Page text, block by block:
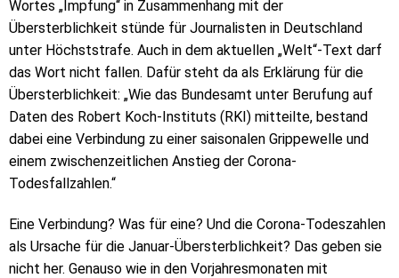
Wortes „Impfung“ in Zusammenhang mit der
Übersterblichkeit stünde für Journalisten in Deutschland
unter Höchststrafe. Auch in dem aktuellen „Welt“-Text darf
das Wort nicht fallen. Dafür steht da als Erklärung für die
Übersterblichkeit: „Wie das Bundesamt unter Berufung auf
Daten des Robert Koch-Instituts (RKI) mitteilte, bestand
dabei eine Verbindung zu einer saisonalen Grippewelle und
einem zwischenzeitlichen Anstieg der Corona-
Todesfallzahlen.“
Eine Verbindung? Was für eine? Und die Corona-Todeszahlen
als Ursache für die Januar-Übersterblichkeit? Das geben sie
nicht her. Genauso wie in den Vorjahresmonaten mit